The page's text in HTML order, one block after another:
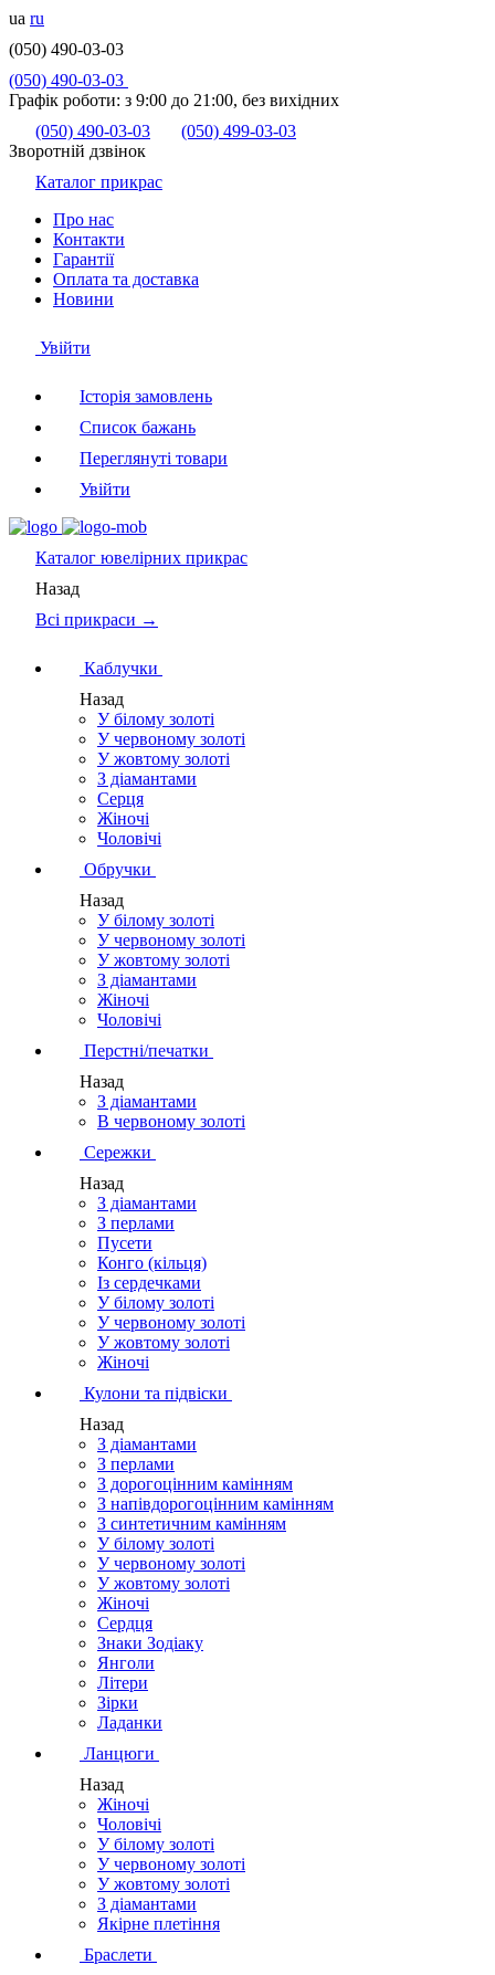
ua ru
(050) 490-03-03
(050) 490-03-03
Графік роботи: з 9:00 до 21:00, без вихідних
(050) 490-03-03
(050) 499-03-03
Зворотній дзвінок
Каталог прикрас
Про нас
Контакти
Гарантії
Оплата та доставка
Новини
Увійти
Історія замовлень
Список бажань
Переглянуті товари
Увійти
Каталог ювелірних прикрас
Назад
Всі прикраси →
Каблучки
Назад
У білому золоті
У червоному золоті
У жовтому золоті
З діамантами
Серця
Жіночі
Чоловічі
Обручки
Назад
У білому золоті
У червоному золоті
У жовтому золоті
З діамантами
Жіночі
Чоловічі
Перстні/печатки
Назад
З діамантами
В червоному золоті
Сережки
Назад
З діамантами
З перлами
Пусети
Конго (кільця)
Із сердечками
У білому золоті
У червоному золоті
У жовтому золоті
Жіночі
Кулони та підвіски
Назад
З діамантами
З перлами
З дорогоцінним камінням
З напівдорогоцінним камінням
З синтетичним камінням
У білому золоті
У червоному золоті
У жовтому золоті
Жіночі
Сердця
Знаки Зодіаку
Янголи
Літери
Зірки
Ладанки
Ланцюги
Назад
Жіночі
Чоловічі
У білому золоті
У червоному золоті
У жовтому золоті
З діамантами
Якірне плетіння
Браслети